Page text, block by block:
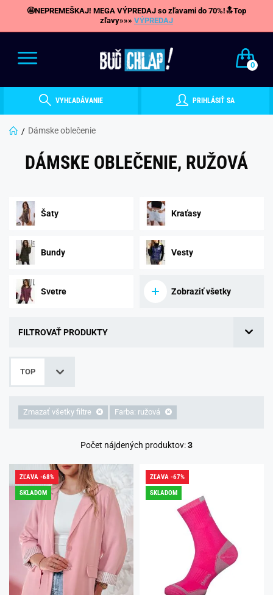
🤩NEPREMEŠKAJ! MEGA VÝPREDAJ so zľavami do 70%!🔝Top
zľavy»»» VÝPREDAJ
0
VYHĽADÁVANIE PRIHLÁSIŤ SA
Dámske oblečenie
DÁMSKE OBLEČENIE, RUŽOVÁ
Šaty Kraťasy
Bundy Vesty
Svetre Zobraziť všetky
FILTROVAŤ PRODUKTY
TOP
Zmazať všetky filtre Farba: ružová
Počet nájdených produktov:3
ZĽAVA -68%
SKLADOM
ZĽAVA -67%
SKLADOM